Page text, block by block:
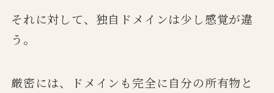
それに対して、独自ドメインは少し感覚が違
う。
厳密には、ドメインも完全に自分の所有物と